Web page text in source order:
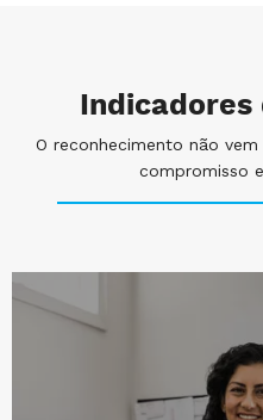
Indicadores
O reconhecimento não
compromisso